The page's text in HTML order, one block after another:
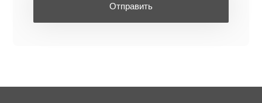
Отправить